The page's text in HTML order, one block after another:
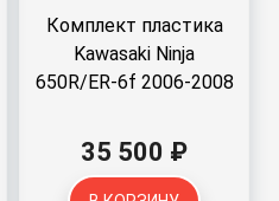
Комплект пластика
Kawasaki Ninja
650R/ER-6f 2006-2008
35 500 ₽